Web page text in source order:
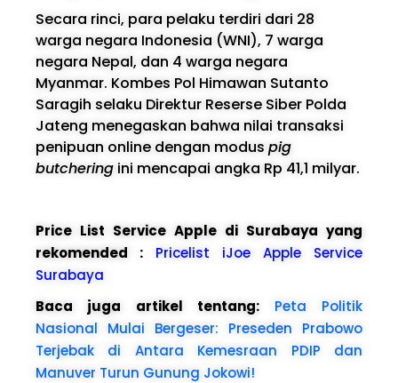
Secara rinci, para pelaku terdiri dari 28
warga negara Indonesia (WNI), 7 warga
negara Nepal, dan 4 warga negara
Myanmar. Kombes Pol Himawan Sutanto
Saragih selaku Direktur Reserse Siber Polda
Jateng menegaskan bahwa nilai transaksi
penipuan online dengan modus pig
butchering ini mencapai angka Rp 41,1 milyar.
Price List Service Apple di Surabaya yang
rekomended :
Pricelist iJoe Apple Service
Surabaya
Baca juga artikel tentang: Peta Politik
Nasional Mulai Bergeser: Preseden Prabowo
Terjebak di Antara Kemesraan PDIP dan
Manuver Turun Gunung Jokowi!